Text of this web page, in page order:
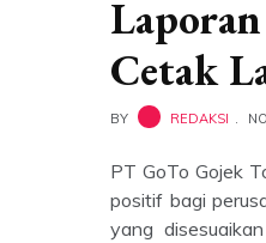
Cetak
BY REDAKSI
PT GoTo Gojek
positif bagi
yang